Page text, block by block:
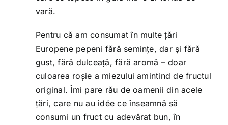
vară.
Pentru că am consumat în multe țări
Europene pepeni fără semințe, dar și fără
gust, fără dulceață, fără aromă – doar
culoarea roșie a miezului amintind de fructul
original. Îmi pare rău de oamenii din acele
țări, care nu au idée ce înseamnă să
consumi un fruct cu adevărat bun, în